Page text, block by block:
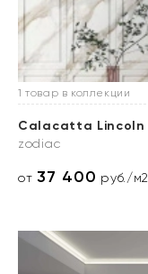
1 товар в коллекции
Calacatta Lincoln
zodiac
от37 400 руб./м2